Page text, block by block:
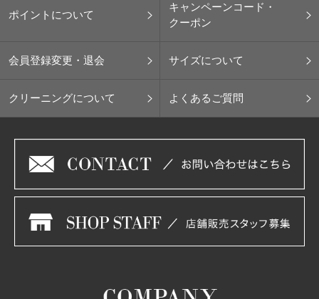
ポイントについて
キャンペーンコード・
クーポン
会員登録変更・退会 サイズについて
クリーニングについて よくあるご質問